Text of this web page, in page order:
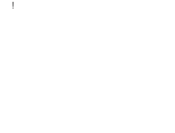
！